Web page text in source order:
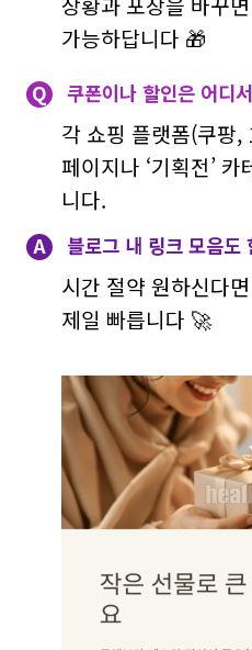
가능하답니다 🎁
Q 쿠폰이나 할인은 어디
각 쇼핑 플랫폼(쿠팡,
페이지나 ‘기획전’
니다.
A 블로그 내 링크 모음도
시간 절약 원하신다
제일 빠릅니다 🚀